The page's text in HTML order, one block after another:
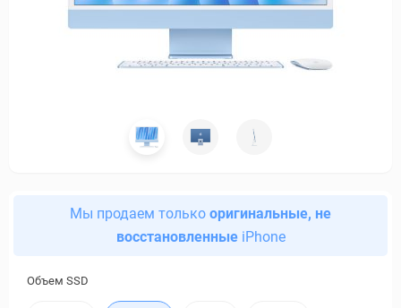
Мы продаем только оригинальные, не
восстановленныеiPhone
Объем SSD